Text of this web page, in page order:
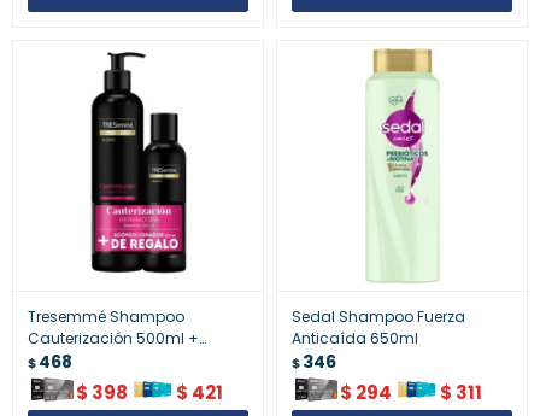
Tresemmé Shampoo
Cauterización 500ml +
Acondicionador
$468
$ 398 $ 421
Sedal Shampoo Fuerza
Anticaída 650ml
$346
$ 294 $ 311